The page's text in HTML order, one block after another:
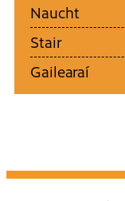
Naucht
Stair
Gailearaí